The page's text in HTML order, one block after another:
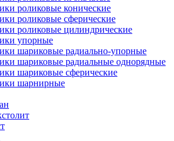
роликовые конические
роликовые сферические
роликовые цилиндрические
упорные
шариковые радиально-упорные
шариковые радиальные однорядные
шариковые сферические
шарнирные